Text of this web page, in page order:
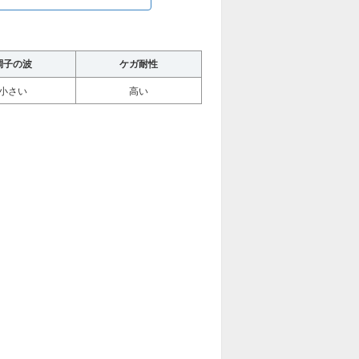
子の波 ケガ耐性
さい 高い